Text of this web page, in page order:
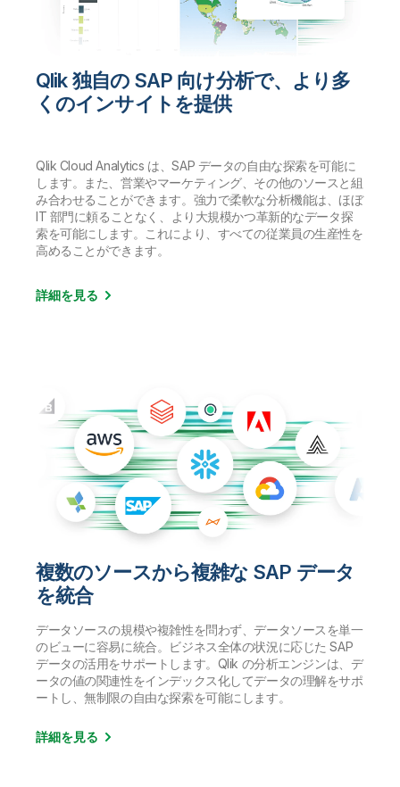
Qlik 独自の SAP 向け分析で、より多
くのインサイトを提供
Qlik Cloud Analytics は、SAP データの自由な探索を可能に
します。また、営業やマーケティング、その他のソースと組
み合わせることができます。強力で柔軟な分析機能は、ほぼ
IT 部門に頼ることなく、より大規模かつ革新的なデータ探
索を可能にします。これにより、すべての従業員の生産性を
高めることができます。
詳細を見る
複数のソースから複雑な SAP データ
を統合
データソースの規模や複雑性を問わず、データソースを単一
のビューに容易に統合。ビジネス全体の状況に応じた SAP
データの活用をサポートします。Qlik の分析エンジンは、デ
ータの値の関連性をインデックス化してデータの理解をサポ
ートし、無制限の自由な探索を可能にします。
詳細を見る